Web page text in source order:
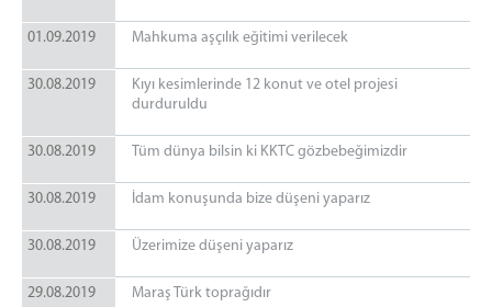
01.09.2019 Mahkuma aşçılık eğitimi verilecek
30.08.2019
Kıyı kesimlerinde 12 konut ve otel projesi
durduruldu
30.08.2019 Tüm dünya bilsin ki KKTC gözbebeğimizdir
30.08.2019 İdam konuşunda bize düşeni yaparız
30.08.2019 Üzerimize düşeni yaparız
29.08.2019 Maraş Türk toprağıdır